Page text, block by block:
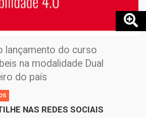
lançamento do curso
na modalidade Dual
do país
NAS REDES SOCIAIS